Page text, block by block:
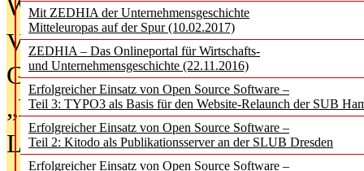
Mit ZEDHIA der Unternehmensgeschichte
Mitteleuropas auf der Spur (10.02.2017)
ZEDHIA – Das Onlineportal für Wirtschafts-
und Unternehmensgeschichte (22.11.2016)
Erfolgreicher Einsatz von Open Source Software –
Teil 3: TYPO3 als Basis für den Website-Relaunch der SUB
Erfolgreicher Einsatz von Open Source Software –
Teil 2: Kitodo als Publikationsserver an der SLUB Dresden
Erfolgreicher Einsatz von Open Source Software –
Wenn Bots katalogisieren
Von Abschlusskleidern bis
Geisterjagd-Ausrüstung in der
„Library of Things“ unterwegs
Lesen als Infrastrukturaufgabe